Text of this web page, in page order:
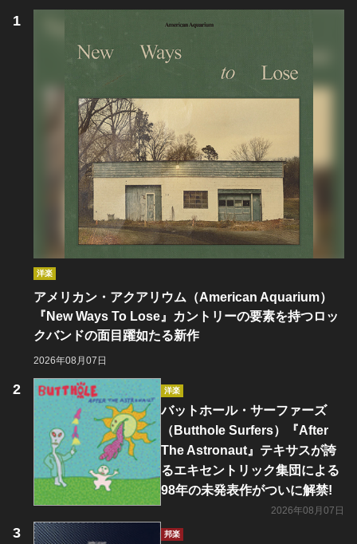
洋楽
アメリカン・アクアリウム（American Aquarium）
『New Ways To Lose』カントリーの要素を持つロッ
クバンドの面目躍如たる新作
2026年08月07日
洋楽
バットホール・サーファーズ
（Butthole Surfers）『After
The Astronaut』テキサスが誇
るエキセントリック集団による
98年の未発表作がついに解禁!
2026年08月07日
邦楽